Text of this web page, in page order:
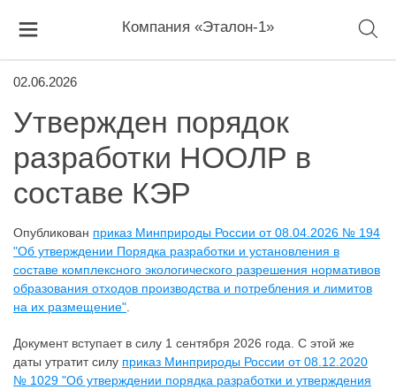
Компания «Эталон-1»
02.06.2026
Утвержден порядок
разработки НООЛР в
составе КЭР
Опубликован приказ Минприроды России от 08.04.2026 № 194
"Об утверждении Порядка разработки и установления в
составе комплексного экологического разрешения нормативов
образования отходов производства и потребления и лимитов
на их размещение"
Документ вступает в силу 1 сентября 2026 года. С этой же
даты утратит силу приказ Минприроды России от 08.12.2020
№ 1029 "Об утверждении порядка разработки и утверждения